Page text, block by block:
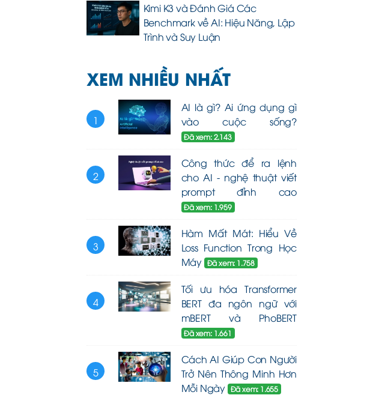
Kimi K3 và Đánh Giá Các
Benchmark về AI: Hiệu Năng, Lập
Trình và Suy Luận
XEM NHIỀU NHẤT
1
AI là gì? Ai ứng dụng gì
vào cuộc sống?
Đã xem: 2.143
2
Công thức để ra lệnh
cho AI - nghệ thuật viết
prompt đỉnh cao
Đã xem: 1.959
3
Hàm Mất Mát: Hiểu Về
Loss Function Trong Học
Máy Đã xem: 1.758
4
Tối ưu hóa Transformer
BERT đa ngôn ngữ với
mBERT và PhoBERT
Đã xem: 1.661
5
Cách AI Giúp Con Người
Trở Nên Thông Minh Hơn
Mỗi Ngày Đã xem: 1.655